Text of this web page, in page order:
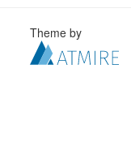
Theme by